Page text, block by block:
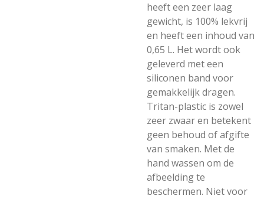
heeft een zeer laag
gewicht, is 100% lekvrij
en heeft een inhoud van
0,65 L. Het wordt ook
geleverd met een
siliconen band voor
gemakkelijk dragen.
Tritan-plastic is zowel
zeer zwaar en betekent
geen behoud of afgifte
van smaken. Met de
hand wassen om de
afbeelding te
beschermen. Niet voor